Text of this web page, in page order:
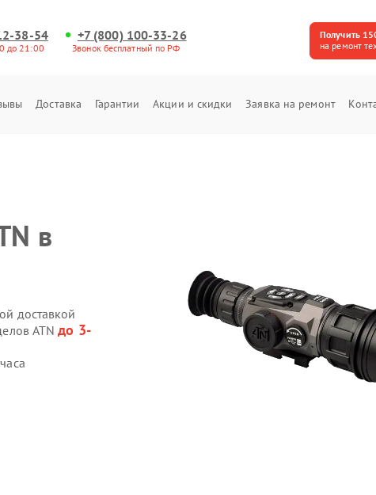
38-54
до 21:00
+7 (800) 100-33-26
Звонок бесплатный по РФ
Получить
на ремонт
Доставка Гарантии Акции и скидки Заявка на ремонт
в
доставкой
ATNдо 3-